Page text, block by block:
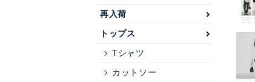
再入荷
トップス
Tシャツ
カットソー